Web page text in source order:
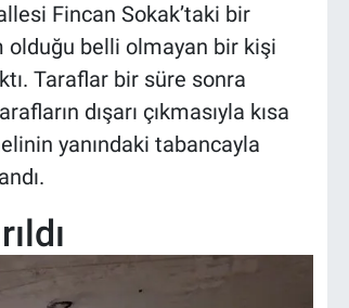
Fincan Sokak’taki bir
olduğu belli olmayan bir kişi
Taraflar bir süre sonra
dışarı çıkmasıyla kısa
yanındaki tabancayla